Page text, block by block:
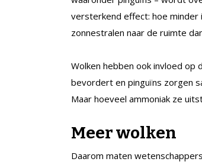
versterkend effect: hoe
zonnestralen naar de ruimte
Wolken hebben ook invloed op
bevordert en pinguïns zorgen
Maar hoeveel ammoniak ze
Meer wolken
Daarom maten